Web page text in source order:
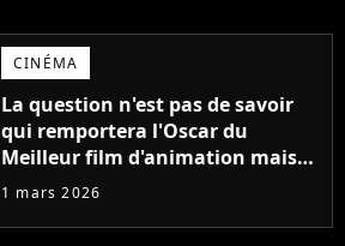
CINÉMA
La question n'est pas de savoir
qui remportera l'Oscar du
Meilleur film d'animation mais
pourquoi ce sera forcément KPop
1 mars 2026